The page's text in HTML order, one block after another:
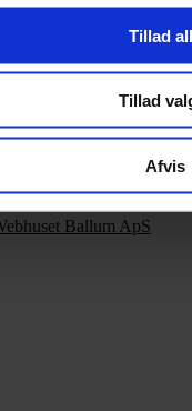
Tillad
Tillad
Afvis
Ballum ApS